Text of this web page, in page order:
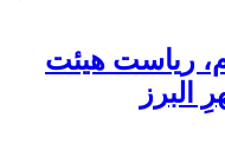
ریاست هیئت
البرز